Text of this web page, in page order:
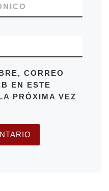
CORREO
EN ESTE
PRÓXIMA VEZ